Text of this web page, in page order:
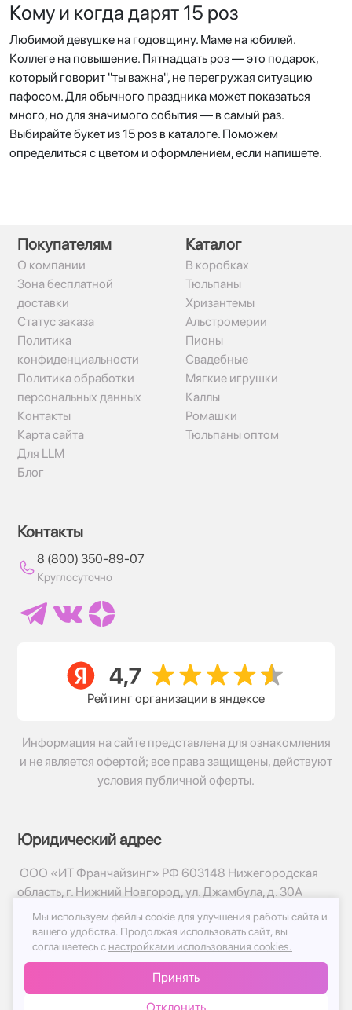
Кому и когда дарят 15 роз
Любимой девушке на годовщину. Маме на юбилей.
Коллеге на повышение. Пятнадцать роз — это подарок,
который говорит "ты важна", не перегружая ситуацию
пафосом. Для обычного праздника может показаться
много, но для значимого события — в самый раз.
Выбирайте букет из 15 роз в каталоге. Поможем
определиться с цветом и оформлением, если напишете.
Покупателям
О компании
Зона бесплатной
доставки
Статус заказа
Политика
конфиденциальности
Политика обработки
персональных данных
Контакты
Карта сайта
Для LLM
Блог
Каталог
В коробках
Тюльпаны
Хризантемы
Альстромерии
Пионы
Свадебные
Мягкие игрушки
Каллы
Ромашки
Тюльпаны оптом
Контакты
8 (800) 350-89-07
Круглосуточно
Рейтинг организации в яндексе
Информация на сайте представлена для ознакомления
и не является офертой; все права защищены, действуют
условия публичной оферты.
Юридический адрес
ООО «ИТ Франчайзинг» РФ 603148 Нижегородская
область, г. Нижний Новгород, ул. Джамбула, д. 30А
© 2017-2026г, База Цветов 24.ру
Политика конфиденциальности
Публичная оферта
Мы используем файлы cookie для улучшения работы сайта и
вашего удобства. Продолжая использовать сайт, вы
соглашаетесь с настройками использования cookies.
Принять